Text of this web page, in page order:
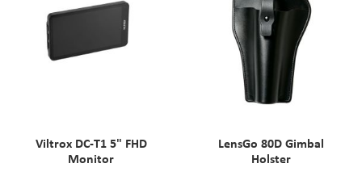
Viltrox DC-T1 5" FHD
Monitor
LensGo 80D Gimbal
Holster